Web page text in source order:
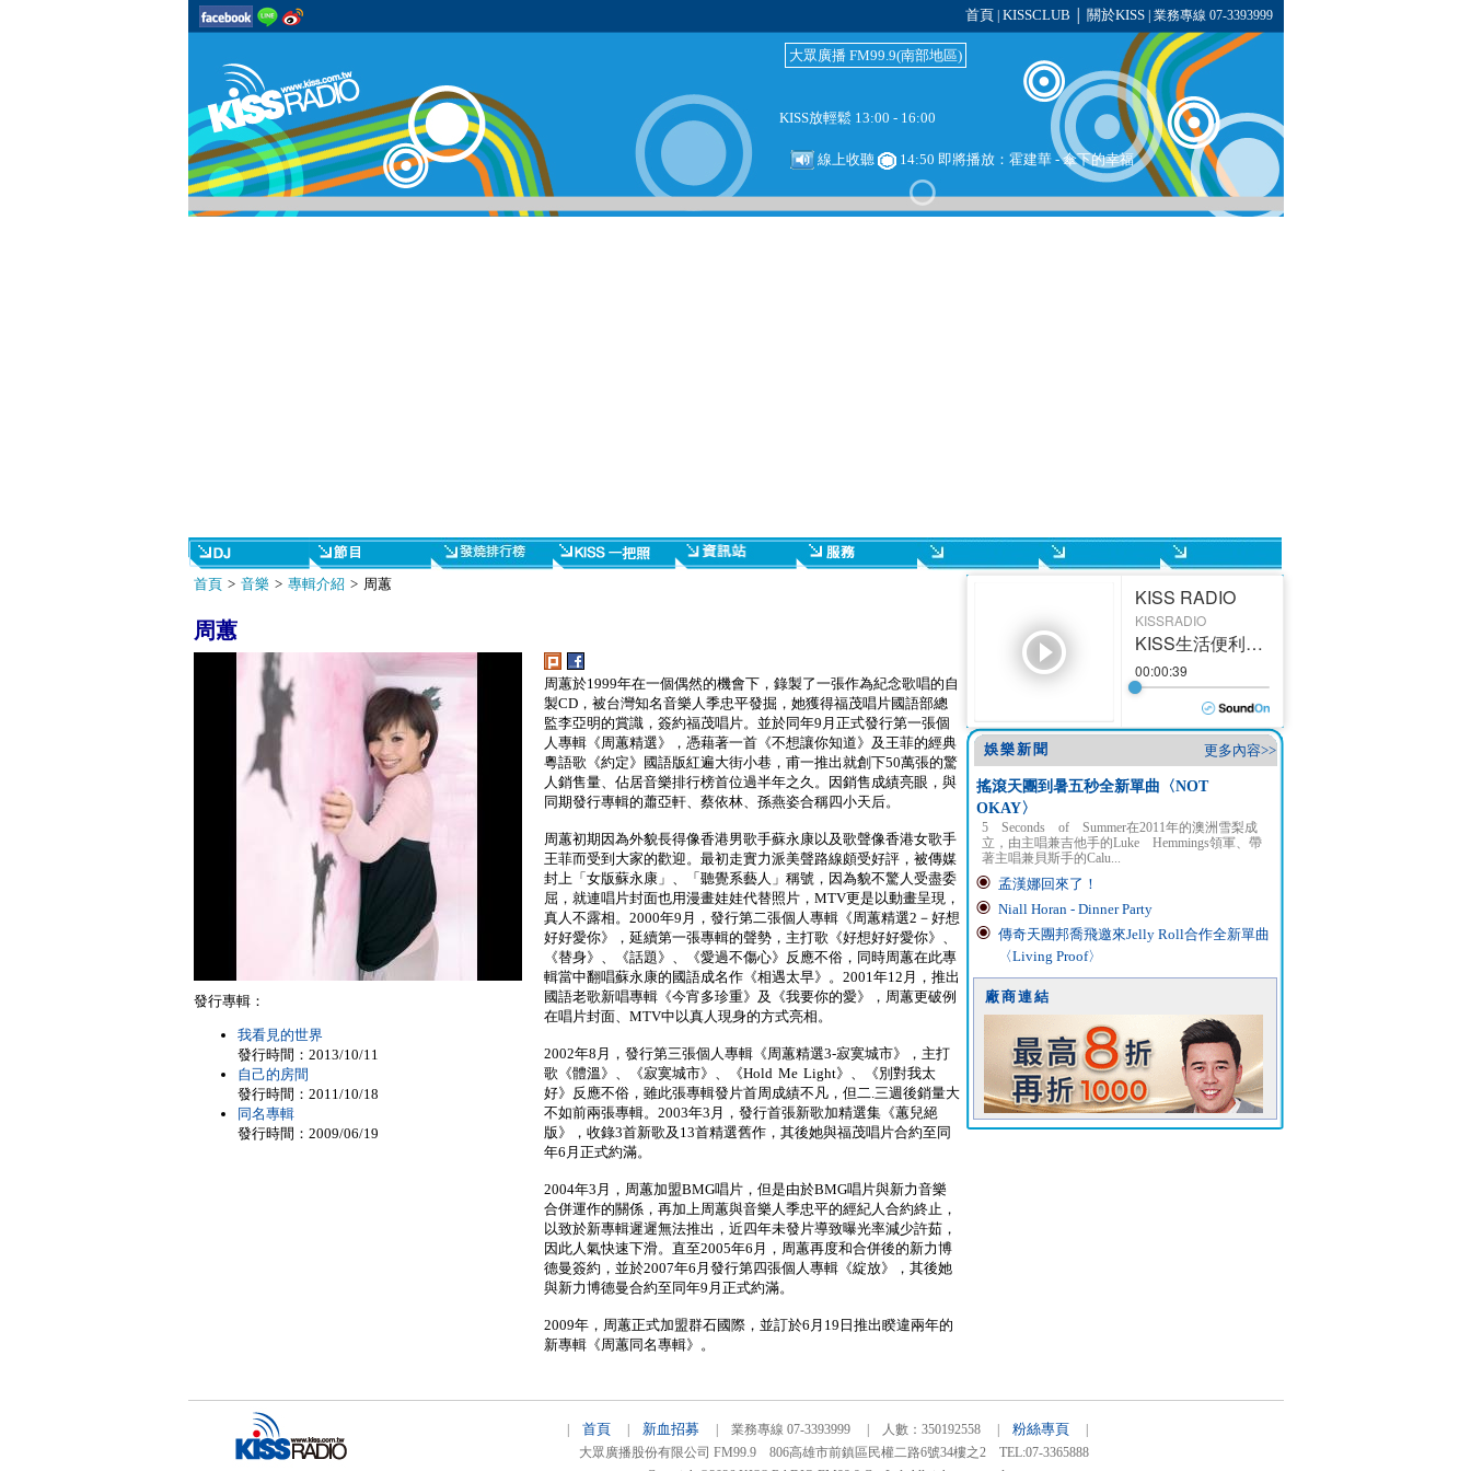
首頁 KISSCLUB 關於KISS| 業務專線 07-3393999
大眾廣播 FM99.9(南部地區)
KISS放輕鬆 13:00 - 16:00
線上收聽 14:50 即將播放：霍建華 - 傘下的幸福
首頁> 音樂> 專輯介紹 > 周蕙
周蕙
周蕙於1999年在一個偶然的機會下，錄製了一張作為紀念歌唱的自
製CD，被台灣知名音樂人季忠平發掘，她獲得福茂唱片國語部總
監李亞明的賞識，簽約福茂唱片。並於同年9月正式發行第一張個
人專輯《周蕙精選》，憑藉著一首《不想讓你知道》及王菲的經典
粵語歌《約定》國語版紅遍大街小巷，甫一推出就創下50萬張的驚
人銷售量、佔居音樂排行榜首位過半年之久。因銷售成績亮眼，與
同期發行專輯的蕭亞軒、蔡依林、孫燕姿合稱四小天后。
周蕙初期因為外貌長得像香港男歌手蘇永康以及歌聲像香港女歌手
王菲而受到大家的歡迎。最初走實力派美聲路線頗受好評，被傳媒
封上「女版蘇永康」、「聽覺系藝人」稱號，因為貌不驚人受盡委
屈，就連唱片封面也用漫畫娃娃代替照片，MTV更是以動畫呈現，
真人不露相。2000年9月，發行第二張個人專輯《周蕙精選2－好想
好好愛你》，延續第一張專輯的聲勢，主打歌《好想好好愛你》、
《替身》、《話題》、《愛過不傷心》反應不俗，同時周蕙在此專
輯當中翻唱蘇永康的國語成名作《相遇太早》。2001年12月，推出
國語老歌新唱專輯《今宵多珍重》及《我要你的愛》，周蕙更破例
在唱片封面、MTV中以真人現身的方式亮相。
2002年8月，發行第三張個人專輯《周蕙精選3-寂寞城市》，主打
歌《體溫》、《寂寞城市》、《Hold Me Light》、《別對我太
好》反應不俗，雖此張專輯發片首周成績不凡，但二.三週後銷量大
不如前兩張專輯。2003年3月，發行首張新歌加精選集《蕙兒絕
版》，收錄3首新歌及13首精選舊作，其後她與福茂唱片合約至同
年6月正式約滿。
2004年3月，周蕙加盟BMG唱片，但是由於BMG唱片與新力音樂
合併運作的關係，再加上周蕙與音樂人季忠平的經紀人合約終止，
以致於新專輯遲遲無法推出，近四年未發片導致曝光率減少許茹，
因此人氣快速下滑。直至2005年6月，周蕙再度和合併後的新力博
德曼簽約，並於2007年6月發行第四張個人專輯《綻放》，其後她
與新力博德曼合約至同年9月正式約滿。
2009年，周蕙正式加盟群石國際，並訂於6月19日推出睽違兩年的
新專輯《周蕙同名專輯》。
發行專輯：
我看見的世界
發行時間：2013/10/11
自己的房間
發行時間：2011/10/18
同名專輯
發行時間：2009/06/19
更多內容>>
娛樂新聞
搖滾天團到暑五秒全新單曲〈NOT
OKAY〉
5 Seconds of Summer在2011年的澳洲雪梨成
立，由主唱兼吉他手的Luke Hemmings領軍、帶
著主唱兼貝斯手的Calu...
孟漢娜回來了！
Niall Horan - Dinner Party
傳奇天團邦喬飛邀來Jelly Roll合作全新單曲
〈Living Proof〉
廠商連結
首頁 新血招募 | 業務專線 07-3393999 | 人數：350192558 | 粉絲專頁
大眾廣播股份有限公司 FM99.9 806高雄市前鎮區民權二路6號34樓之2 TEL:07-3365888